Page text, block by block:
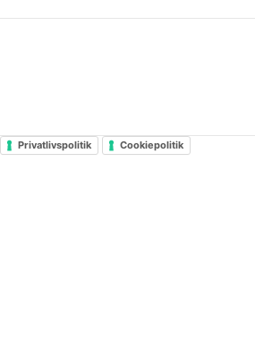
Privatlivspolitik Cookiepolitik